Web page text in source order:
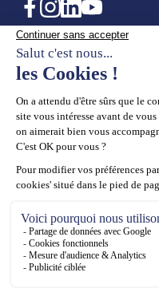
CRÉATIONS
Joaillerie
Haute Joaillerie
LA MAISON
Nos valeurs
Notre savoir-faire
Appartement Showroom